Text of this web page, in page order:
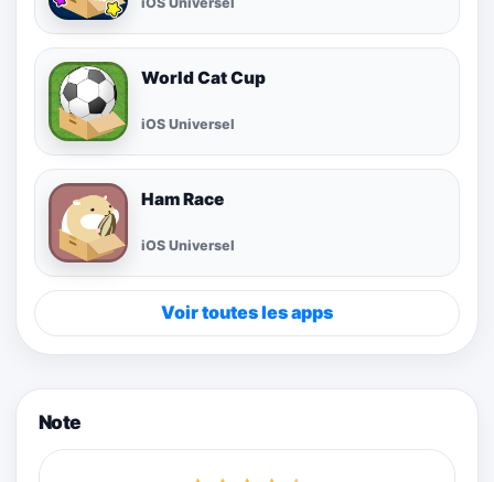
World Cat Cup
iOS Universel
Ham Race
iOS Universel
Voir toutes les apps
Note